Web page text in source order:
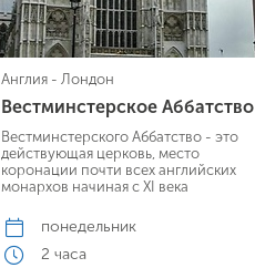
Англия - Лондон
Вестминстерское Аббатство
Вестминстерского Аббатство - это
действующая церковь, место
коронации почти всех английских
монархов начиная с XI века
понедельник
2 часа